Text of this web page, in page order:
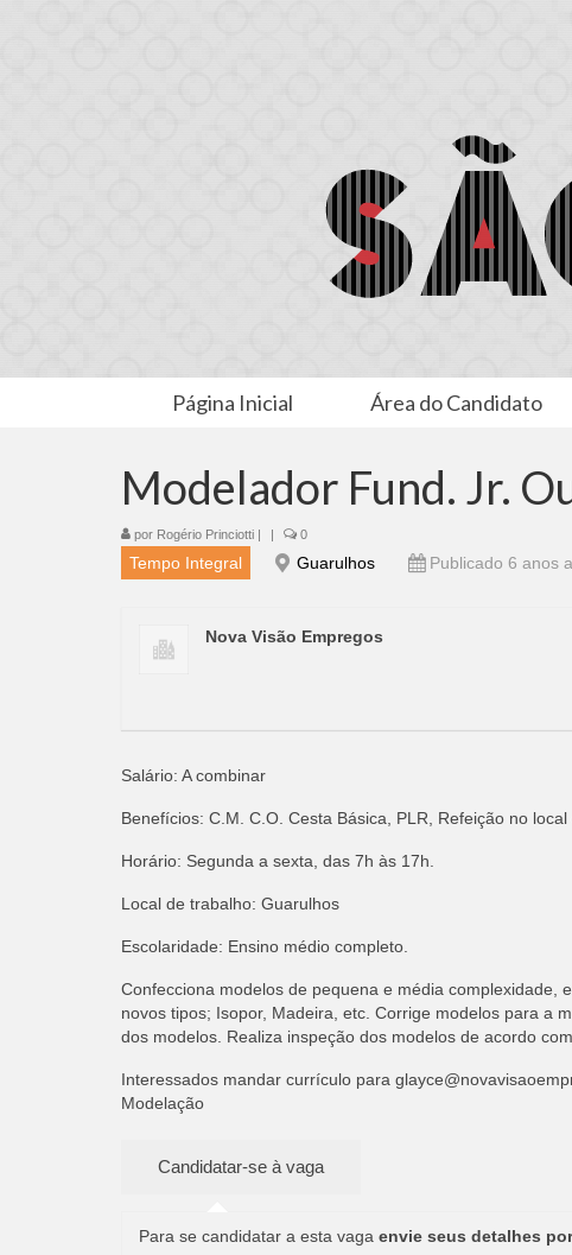
Página Inicial Área do Candidato
Modelador Fund. Jr.
por Rogério Princiotti | | 0
Tempo Integral Guarulhos Publicado 6 anos
Nova Visão Empregos
Salário: A combinar
Benefícios: C.M. C.O. Cesta Básica, PLR, Refeição no
Horário: Segunda a sexta, das 7h às 17h.
Local de trabalho: Guarulhos
Escolaridade: Ensino médio completo.
Confecciona modelos de pequena e média complexidade,
novos tipos; Isopor, Madeira, etc. Corrige modelos para a
dos modelos. Realiza inspeção dos modelos de acordo
Interessados mandar currículo para
Modelação
Para se candidatar a esta vaga envie seus detalhes